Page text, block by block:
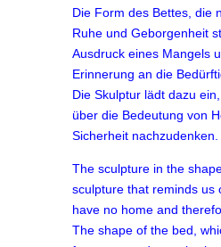
Die Form des Bettes, die
Ruhe und Geborgenheit
Ausdruck eines Mangels
Erinnerung an die
Die Skulptur lädt dazu
über die Bedeutung von
Sicherheit nachzudenken.
The sculpture in the
sculpture that reminds us
have no home and
The shape of the bed,